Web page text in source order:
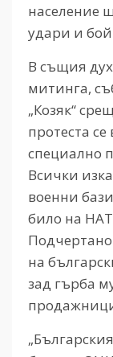
население
удари и
В същия
митинга,
„Козяк“
протеста
специално
Всички
военни
било на
Подчертано
на
зад гърба